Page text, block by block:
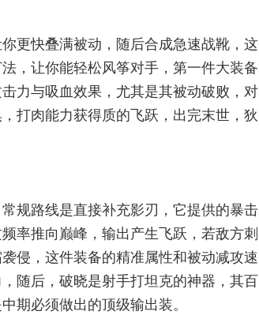
更快叠满被动，随后合成急速战靴，这
，让你能轻松风筝对手，第一件大装备
力与吸血效果，尤其是其被动破败，对
打肉能力获得质的飞跃，出完末世，狄
规路线是直接补充影刃，它提供的暴击
率推向巅峰，输出产生飞跃，若敌方刺
侵，这件装备的精准属性和被动减攻速
随后，破晓是射手打坦克的神器，其百
期必须做出的顶级输出装。